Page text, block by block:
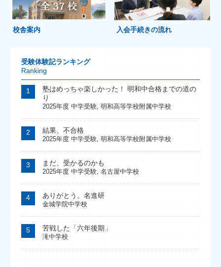
校舎案内 入会手続きの流れ
受験体験記ランキング
Ranking
塾はめっちゃ楽しかった！ 明和中合格までの道の
り
2025年度 中学受験, 明和高等学校附属中学校
結果、不合格
2025年度 中学受験, 明和高等学校附属中学校
まだ、受かるのかも
2025年度 中学受験, 名古屋中学校
ありがとう。名進研
金城学院中学校
苦戦した「六年後期」
滝中学校